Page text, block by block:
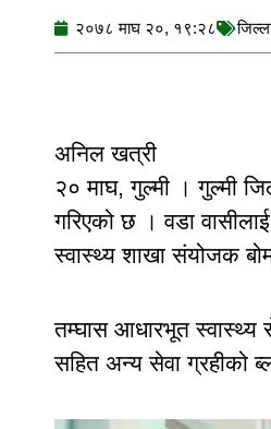
२०७८ माघ २०, १९:२८
अनिल खत्री
२० माघ, गुल्मी । गुल्मी
गरिएको छ । वडा
स्वास्थ्य शाखा संयोजक
तम्घास आधारभूत
सहित अन्य सेवा ग्रहीको